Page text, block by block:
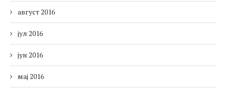
август 2016
јул 2016
јун 2016
мај 2016